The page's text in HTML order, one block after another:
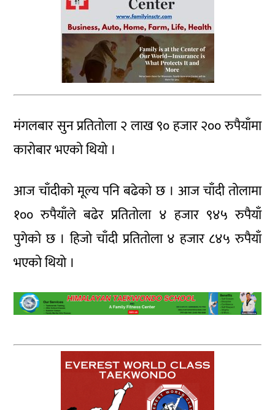
मंगलबार सुन प्रतितोला २ लाख ९० हजार २०० रुपैयाँमा
कारोबार भएको थियो ।
आज चाँदीको मूल्य पनि बढेको छ । आज चाँदी तोलामा
१०० रुपैयाँले बढेर प्रतितोला ४ हजार ९४५ रुपैयाँ
पुगेको छ । हिजो चाँदी प्रतितोला ४ हजार ८४५ रुपैयाँ
भएको थियो ।